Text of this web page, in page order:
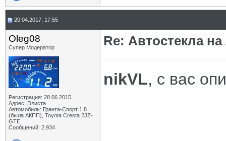
20.04.2017, 17:55
Oleg08
Супер Модератор
Регистрация: 28.06.2015
Адрес: Элиста
Автомобиль: Гранта-Спорт 1.8
(была АКПП), Toyota Cresta 2JZ-
GTE
Сообщений: 2,934
Re: Автостекла
nikVL, с вас